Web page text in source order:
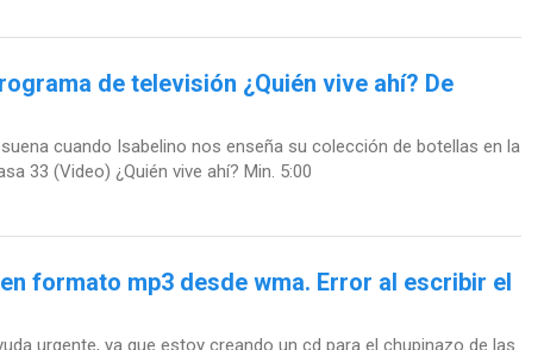
de televisión ¿Quién vive ahí? De
cuando Isabelino nos enseña su colección de botellas en la
33 (Video) ¿Quién vive ahí? Min. 5:00
formato mp3 desde wma. Error al escribir el
urgente, ya que estoy creando un cd para el chupinazo de las